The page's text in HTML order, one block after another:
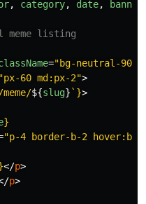
, category, date,
listing
="bg-neutral-900"
"px-60 md:px-2">
${slug} ` }>
}
"p-4 border-b-2
</p>
p>